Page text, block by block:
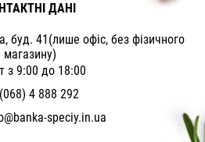
ДАНІ
буд. 41(лише офіс, без фізичного
магазину)
з 9:00 до 18:00
4 888 292
speciy.in.ua